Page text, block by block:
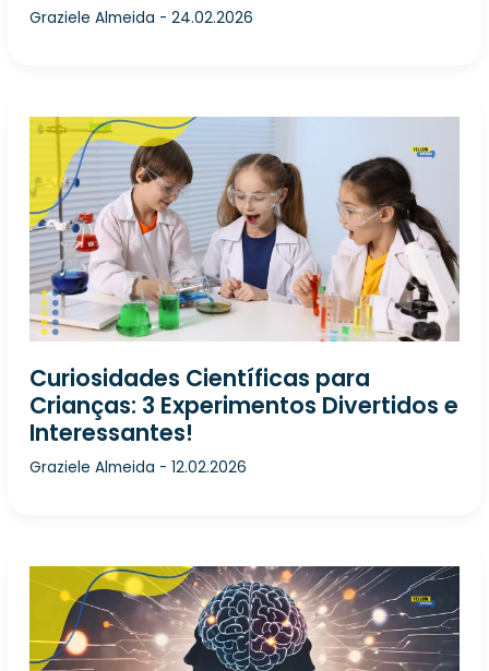
Graziele Almeida -24.02.2026
Curiosidades Científicas para
Crianças: 3 Experimentos Divertidos e
Interessantes!
Graziele Almeida -12.02.2026